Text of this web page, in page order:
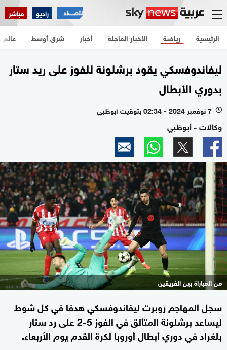
راديو مباشر
الرئيسية الأخبار العاجلة أخبار شرق أوسط عالم رياضة
ليفاندوفسكي يقود برشلونة للفوز على ريد ستار
بدوري الأبطال
l 7 نوفمبر 2024 - 02:34 بتوقيت أبوظبي
وكالات - أبوظبي
من المباراة بين الفريقين
سجل المهاجم روبرت ليفاندوفسكي هدفا في كل شوط
ليساعد برشلونة المتألق في الفوز 5-2 على رد ستار
بلغراد في دوري أبطال أوروبا لكرة القدم يوم الأربعاء.